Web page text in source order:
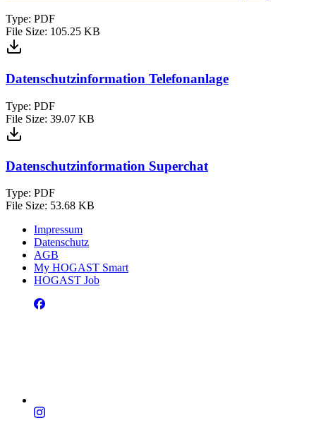
Type: PDF
File Size: 105.25 KB
Datenschutzinformation Telefonanlage
Type: PDF
File Size: 39.07 KB
Datenschutzinformation Superchat
Type: PDF
File Size: 53.68 KB
Impressum
Datenschutz
AGB
My HOGAST Smart
HOGAST Job